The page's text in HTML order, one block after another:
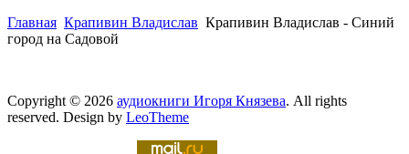
Главная Крапивин Владислав Крапивин Владислав - Синий
город на Садовой
Copyright © 2026 аудиокниги Игоря Князева. All rights
reserved. Design by LeoTheme